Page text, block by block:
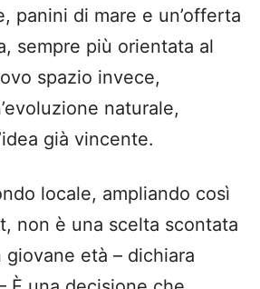
panini di mare e un’offerta
sempre più orientata al
spazio invece,
naturale,
già vincente.
locale, ampliando così
non è una scelta scontata
età – dichiara